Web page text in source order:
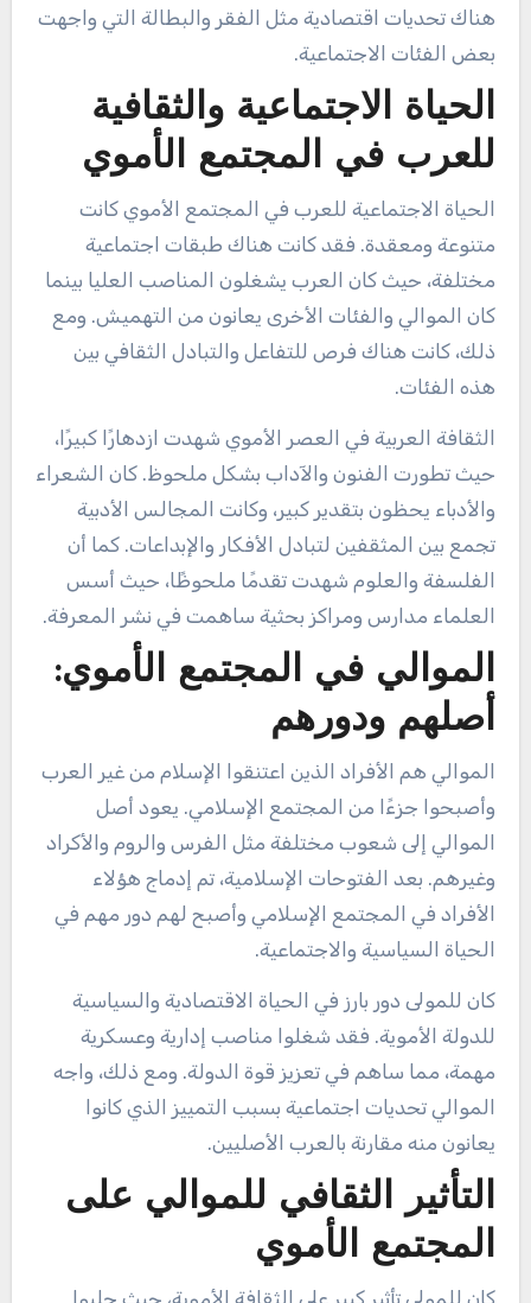
هناك تحديات اقتصادية مثل الفقر والبطالة التي واجهت
بعض الفئات الاجتماعية.
الحياة الاجتماعية والثقافية
للعرب في المجتمع الأموي
الحياة الاجتماعية للعرب في المجتمع الأموي كانت
متنوعة ومعقدة. فقد كانت هناك طبقات اجتماعية
مختلفة، حيث كان العرب يشغلون المناصب العليا بينما
كان الموالي والفئات الأخرى يعانون من التهميش. ومع
ذلك، كانت هناك فرص للتفاعل والتبادل الثقافي بين
هذه الفئات.
الثقافة العربية في العصر الأموي شهدت ازدهارًا كبيرًا،
حيث تطورت الفنون والآداب بشكل ملحوظ. كان الشعراء
والأدباء يحظون بتقدير كبير، وكانت المجالس الأدبية
تجمع بين المثقفين لتبادل الأفكار والإبداعات. كما أن
الفلسفة والعلوم شهدت تقدمًا ملحوظًا، حيث أسس
العلماء مدارس ومراكز بحثية ساهمت في نشر المعرفة.
الموالي في المجتمع الأموي:
أصلهم ودورهم
الموالي هم الأفراد الذين اعتنقوا الإسلام من غير العرب
وأصبحوا جزءًا من المجتمع الإسلامي. يعود أصل
الموالي إلى شعوب مختلفة مثل الفرس والروم والأكراد
وغيرهم. بعد الفتوحات الإسلامية، تم إدماج هؤلاء
الأفراد في المجتمع الإسلامي وأصبح لهم دور مهم في
الحياة السياسية والاجتماعية.
كان للمولى دور بارز في الحياة الاقتصادية والسياسية
للدولة الأموية. فقد شغلوا مناصب إدارية وعسكرية
مهمة، مما ساهم في تعزيز قوة الدولة. ومع ذلك، واجه
الموالي تحديات اجتماعية بسبب التمييز الذي كانوا
يعانون منه مقارنة بالعرب الأصليين.
التأثير الثقافي للموالي على
المجتمع الأموي
كان للمولى تأثير كبير على الثقافة الأموية، حيث جلبوا